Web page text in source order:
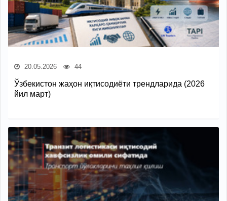
20.05.2026 44
Ўзбекистон жаҳон иқтисодиёти трендларида (2026
йил март)